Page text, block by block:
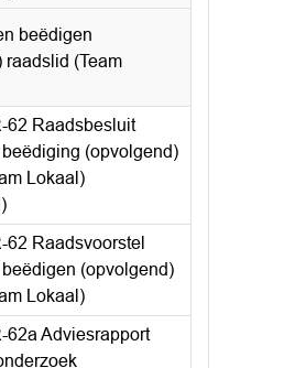
beëdigen
raadslid (Team
62 Raadsbesluit
(opvolgend)
Lokaal)
62 Raadsvoorstel
(opvolgend)
Lokaal)
62a Adviesrapport